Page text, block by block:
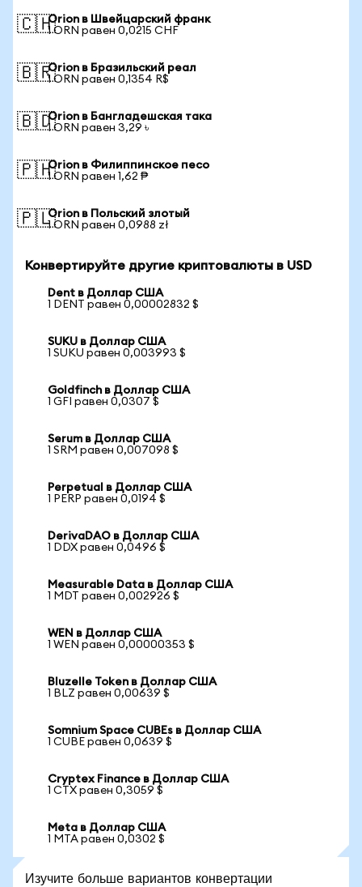
🇨🇭Orion в Швейцарский франк
1 ORN равен 0,0215 CHF
🇧🇷Orion в Бразильский реал
1 ORN равен 0,1354 R$
🇧🇩Orion в Бангладешская така
1 ORN равен 3,29 ৳
🇵🇭Orion в Филиппинское песо
1 ORN равен 1,62 ₱
🇵🇱Orion в Польский злотый
1 ORN равен 0,0988 zł
Конвертируйте другие криптовалюты в USD
Dent в Доллар США
1 DENT равен 0,00002832 $
SUKU в Доллар США
1 SUKU равен 0,003993 $
Goldfinch в Доллар США
1 GFI равен 0,0307 $
Serum в Доллар США
1 SRM равен 0,007098 $
Perpetual в Доллар США
1 PERP равен 0,0194 $
DerivaDAO в Доллар США
1 DDX равен 0,0496 $
Measurable Data в Доллар США
1 MDT равен 0,002926 $
WEN в Доллар США
1 WEN равен 0,00000353 $
Bluzelle Token в Доллар США
1 BLZ равен 0,00639 $
Somnium Space CUBEs в Доллар США
1 CUBE равен 0,0639 $
Cryptex Finance в Доллар США
1 CTX равен 0,3059 $
Meta в Доллар США
1 MTA равен 0,0302 $
Изучите больше вариантов конвертации